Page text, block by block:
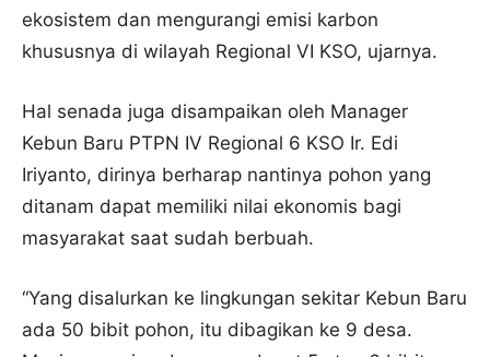
ekosistem dan mengurangi emisi karbon
khususnya di wilayah Regional VI KSO, ujarnya.
Hal senada juga disampaikan oleh Manager
Kebun Baru PTPN IV Regional 6 KSO Ir. Edi
Iriyanto, dirinya berharap nantinya pohon yang
ditanam dapat memiliki nilai ekonomis bagi
masyarakat saat sudah berbuah.
“Yang disalurkan ke lingkungan sekitar Kebun Baru
ada 50 bibit pohon, itu dibagikan ke 9 desa.